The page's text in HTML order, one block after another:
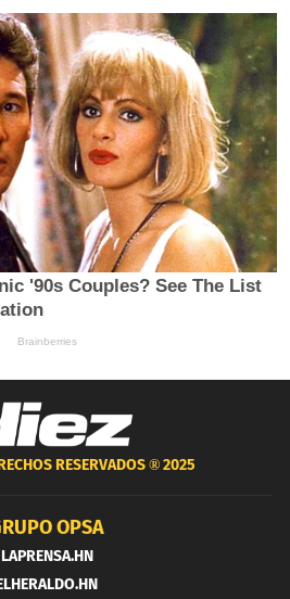
RESERVADOS ®2025
OPSA
LAPRENSA.HN